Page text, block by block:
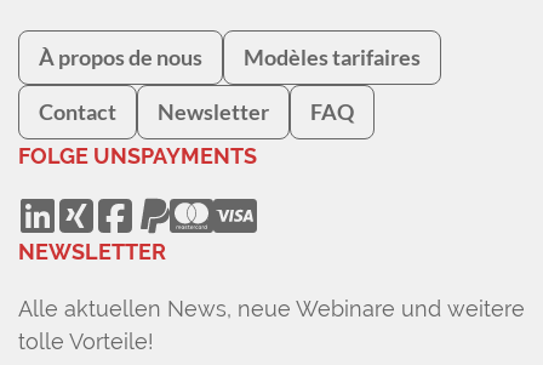
À propos de nous Modèles tarifaires
Contact Newsletter FAQ
FOLGE UNSPAYMENTS
NEWSLETTER
Alle aktuellen News, neue Webinare und weitere
tolle Vorteile!